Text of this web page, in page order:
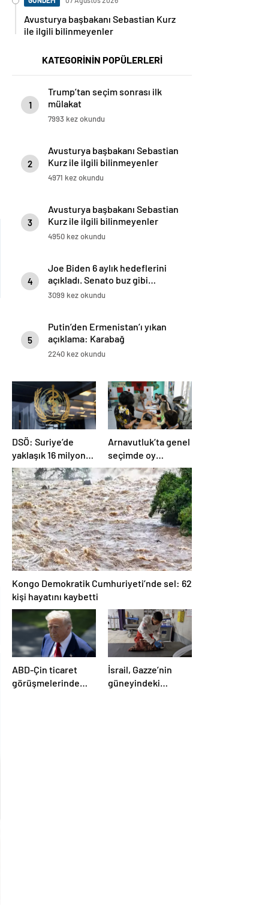
Avusturya başbakanı Sebastian Kurz
ile ilgili bilinmeyenler
KATEGORİNİN POPÜLERLERİ
1
Trump’tan seçim sonrası ilk
mülakat
7993 kez okundu
2
Avusturya başbakanı Sebastian
Kurz ile ilgili bilinmeyenler
4971 kez okundu
3
Avusturya başbakanı Sebastian
Kurz ile ilgili bilinmeyenler
4950 kez okundu
4
Joe Biden 6 aylık hedeflerini
açıkladı. Senato buz gibi…
3099 kez okundu
5
Putin’den Ermenistan’ı yıkan
açıklama: Karabağ
Azerbaycan’ın ayrılmaz bir
2240 kez okundu
DSÖ: Suriye’de
yaklaşık 16 milyon
kişi sağlık
desteğine ihtiyaç
duyuyor
Arnavutluk’ta genel
seçimde oy
kullanma işlemi
başladı
Kongo Demokratik Cumhuriyeti’nde sel: 62
kişi hayatını kaybetti
ABD-Çin ticaret
görüşmelerinde
İsrail, Gazze’nin
güneyindeki